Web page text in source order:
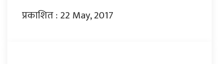
प्रकाशित : 22 May, 2017